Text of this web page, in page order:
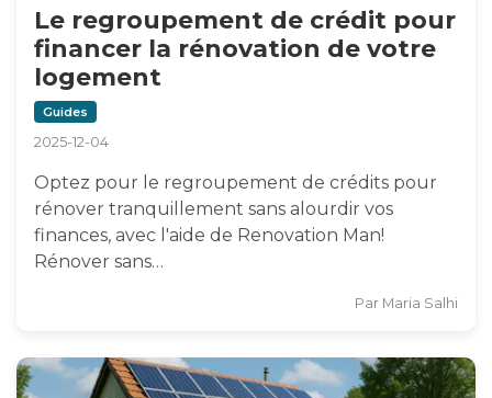
Le regroupement de crédit pour
financer la rénovation de votre
logement
Guides
2025-12-04
Optez pour le regroupement de crédits pour
rénover tranquillement sans alourdir vos
finances, avec l'aide de Renovation Man!
Rénover sans…
Par Maria Salhi